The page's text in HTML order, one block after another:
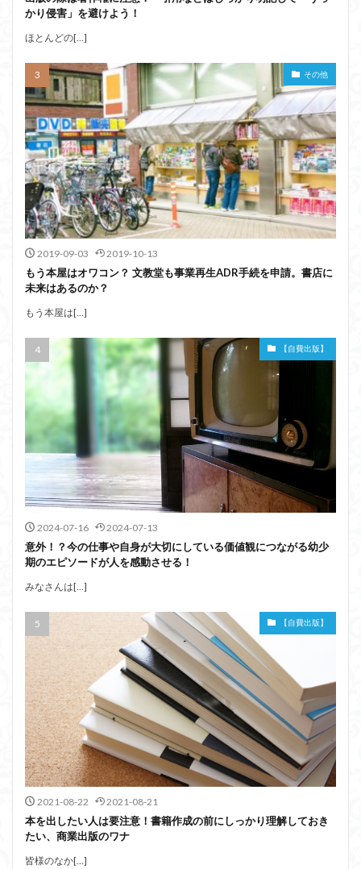
かり侵害」を避けよう！
ほとんどの[…]
その他
2019-09-03 2019-10-13
もう本屋はオワコン？ 文教堂も事業再生ADR手続を申請。書店に
未来はあるのか？
もう本屋は[…]
【自費出版】
2024-07-16 2024-07-13
意外！？今の仕事や自身が大切にしている価値観につながる幼少
期のエピソードが人を感動させる！
みなさんは[…]
【自費出版】
2021-08-22 2021-08-21
本を出したい人は要注意！書籍作成の前にしっかり理解しておき
たい、商業出版のワナ
皆様のなか[…]